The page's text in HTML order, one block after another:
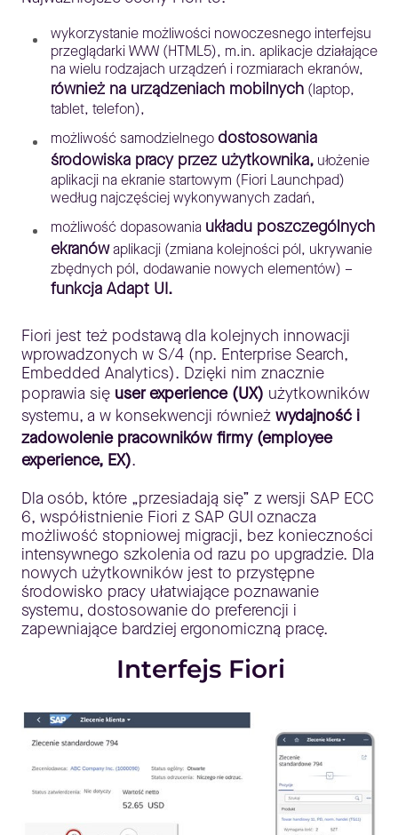
wykorzystanie możliwości nowoczesnego interfejsu
przeglądarki WWW (HTML5), m.in. aplikacje działające
na wielu rodzajach urządzeń i rozmiarach ekranów,
również na urządzeniach mobilnych (laptop,
tablet, telefon),
możliwość samodzielnego dostosowania
środowiska pracy przez użytkownika, ułożenie
aplikacji na ekranie startowym (Fiori Launchpad)
według najczęściej wykonywanych zadań,
możliwość dopasowania układu poszczególnych
ekranówaplikacji (zmiana kolejności pól, ukrywanie
zbędnych pól, dodawanie nowych elementów) –
funkcja Adapt UI.
Fiori jest też podstawą dla kolejnych innowacji
wprowadzonych w S/4 (np. Enterprise Search,
Embedded Analytics). Dzięki nim znacznie
poprawia się user experience (UX) użytkowników
systemu, a w konsekwencji również wydajność i
zadowolenie pracowników firmy (employee
experience, EX).
Dla osób, które „przesiadają się” z wersji SAP ECC
6, współistnienie Fiori z SAP GUI oznacza
możliwość stopniowej migracji, bez konieczności
intensywnego szkolenia od razu po upgradzie. Dla
nowych użytkowników jest to przystępne
środowisko pracy ułatwiające poznawanie
systemu, dostosowanie do preferencji i
zapewniające bardziej ergonomiczną pracę.
Interfejs Fiori